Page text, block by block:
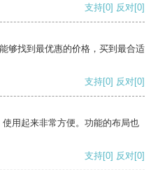
支持[0] 反对[0]
够找到最优惠的价格，买到最合适
支持[0] 反对[0]
用起来非常方便。功能的布局也
支持[0] 反对[0]